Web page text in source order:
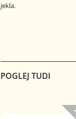
jekla.
POGLEJ TUDI